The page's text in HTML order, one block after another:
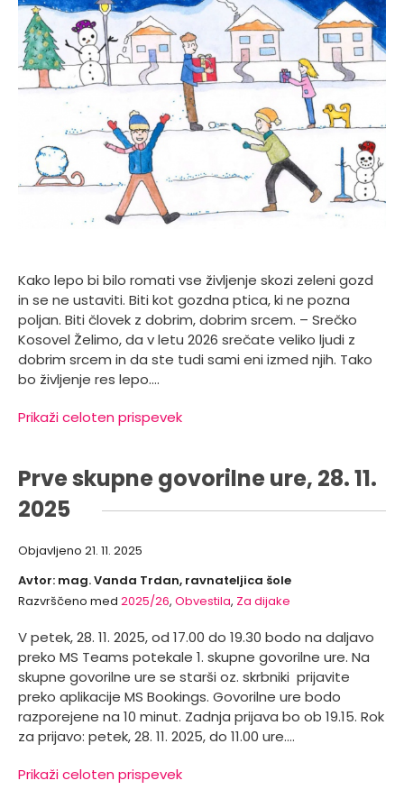
Kako lepo bi bilo romati vse življenje skozi zeleni gozd
in se ne ustaviti. Biti kot gozdna ptica, ki ne pozna
poljan. Biti človek z dobrim, dobrim srcem. – Srečko
Kosovel Želimo, da v letu 2026 srečate veliko ljudi z
dobrim srcem in da ste tudi sami eni izmed njih. Tako
bo življenje res lepo.…
Prikaži celoten prispevek
Prve skupne govorilne ure, 28. 11.
2025
Objavljeno 21. 11. 2025
Avtor: mag. Vanda Trdan, ravnateljica šole
Razvrščeno med 2025/26, Obvestila, Za dijake
V petek, 28. 11. 2025, od 17.00 do 19.30 bodo na daljavo
preko MS Teams potekale 1. skupne govorilne ure. Na
skupne govorilne ure se starši oz. skrbniki prijavite
preko aplikacije MS Bookings. Govorilne ure bodo
razporejene na 10 minut. Zadnja prijava bo ob 19.15. Rok
za prijavo: petek, 28. 11. 2025, do 11.00 ure.…
Prikaži celoten prispevek